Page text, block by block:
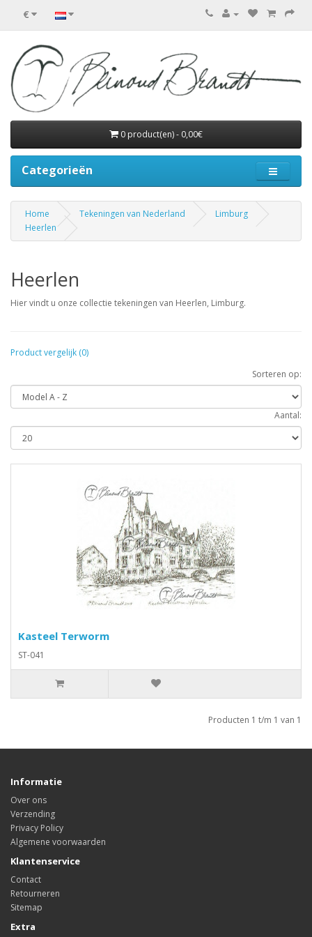
€
0 product(en) - 0,00€
Categorieën
Home Tekeningen van Nederland
Limburg
Heerlen
Heerlen
Hier vindt u onze collectie tekeningen van Heerlen, Limburg.
Product vergelijk (0)
Sorteren op:
Aantal:
Kasteel Terworm
ST-041
Producten 1 t/m 1 van 1
Informatie
Over ons
Verzending
Privacy Policy
Algemene voorwaarden
Klantenservice
Contact
Retourneren
Sitemap
Extra